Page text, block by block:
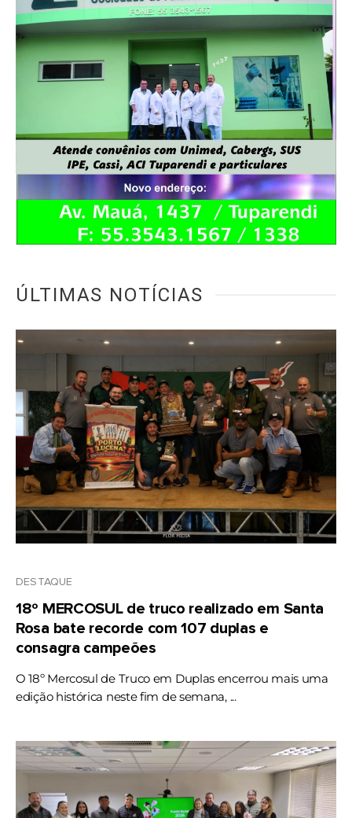
ÚLTIMAS NOTÍCIAS
DESTAQUE
18º MERCOSUL de truco realizado em Santa
Rosa bate recorde com 107 duplas e
consagra campeões
O 18º Mercosul de Truco em Duplas encerrou mais uma
edição histórica neste fim de semana, ...